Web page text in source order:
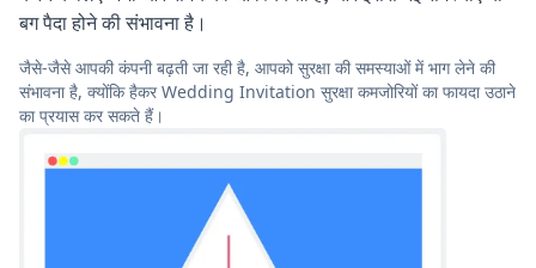
बग पैदा होने की संभावना है।
जैसे-जैसे आपकी कंपनी बढ़ती जा रही है, आपको सुरक्षा की समस्याओं में भाग लेने की
संभावना है, क्योंकि हैकर Wedding Invitation सुरक्षा कमजोरियों का फायदा उठाने
का प्रयास कर सकते हैं।